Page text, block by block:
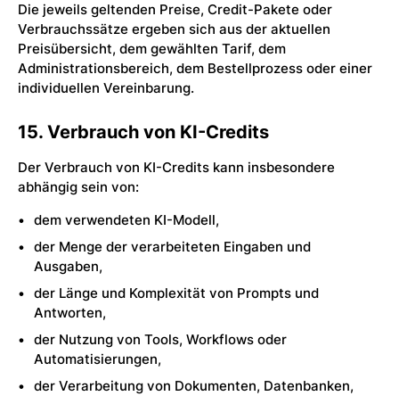
Die jeweils geltenden Preise, Credit-Pakete oder
Verbrauchssätze ergeben sich aus der aktuellen
Preisübersicht, dem gewählten Tarif, dem
Administrationsbereich, dem Bestellprozess oder einer
individuellen Vereinbarung.
15. Verbrauch von KI-Credits
Der Verbrauch von KI-Credits kann insbesondere
abhängig sein von:
dem verwendeten KI-Modell,
der Menge der verarbeiteten Eingaben und
Ausgaben,
der Länge und Komplexität von Prompts und
Antworten,
der Nutzung von Tools, Workflows oder
Automatisierungen,
der Verarbeitung von Dokumenten, Datenbanken,